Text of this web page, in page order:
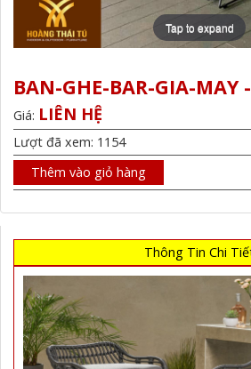
Tap to expand
BAN-GHE-BAR-GIA-MAY
Giá: LIÊN HỆ
Lượt đã xem: 1154
Thêm vào giỏ hàng
Thông Tin Chi